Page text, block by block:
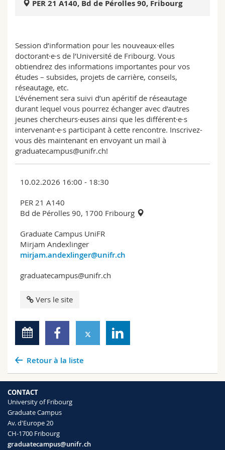
Sciences et médecine
Collaborateurs
Webmail
MyUnifr
PER 21 A140, Bd de Pérolles 90, Fribourg
Session d’information pour les nouveaux·elles
doctorant·e·s de l’Université de Fribourg. Vous
obtiendrez des informations importantes pour vos
études – subsides, projets de carrière, conseils,
réseautage, etc.
L’événement sera suivi d’un apéritif de réseautage
durant lequel vous pourrez échanger avec d’autres
jeunes chercheurs·euses ainsi que les différent·e·s
intervenant·e·s participant à cette rencontre. Inscrivez-
vous dès maintenant en envoyant un mail à
graduatecampus@unifr.ch!
10.02.2026 16:00 - 18:30
PER 21 A140
Bd de Pérolles 90, 1700 Fribourg
Graduate Campus UniFR
Mirjam Andexlinger
mirjam.andexlinger@unifr.ch
graduatecampus@unifr.ch
Vers le site
Retour à la liste
CONTACT
University of Fribourg
Graduate Campus
Av. d'Europe 20
CH-1700 Fribourg
graduatecampus@unifr.ch